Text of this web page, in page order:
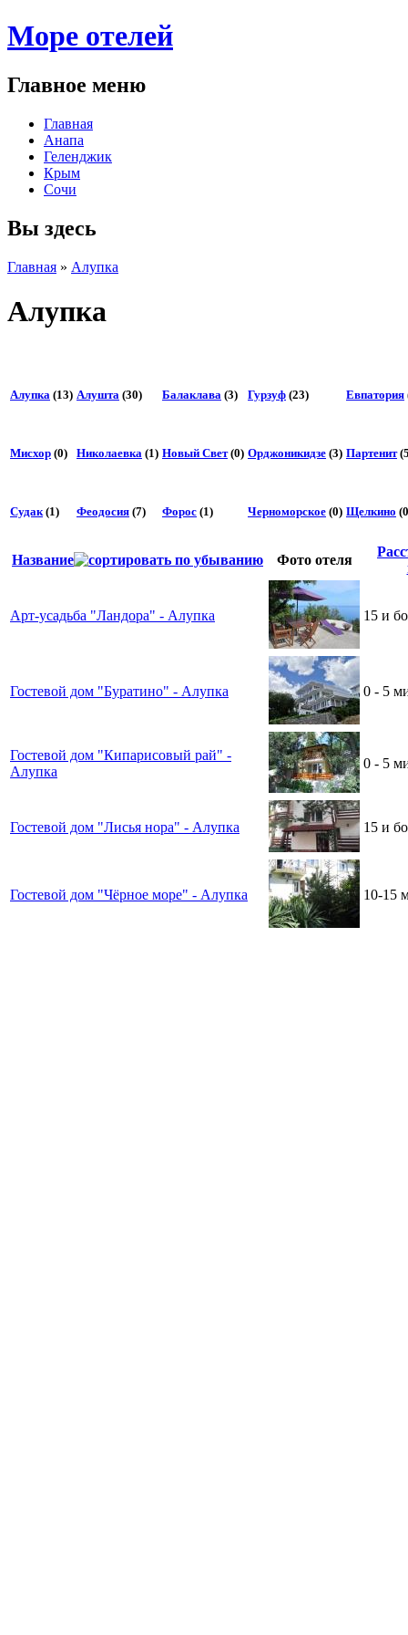
Море отелей
Главное меню
Главная
Анапа
Геленджик
Крым
Сочи
Вы здесь
Главная » Алупка
Алупка
Алупка (13) Алушта (30) Балаклава (3) Гурзуф (23) Евпатория
Мисхор (0) Николаевка (1) Новый Свет(0) Орджоникидзе (3) Партенит
Судак (1) Феодосия (7) Форос (1) Черноморское (0) Щелкино
Название Фото отеля
Арт-усадьба "Ландора" - Алупка 15 и
Гостевой дом "Буратино" - Алупка 0 - 5
Гостевой дом "Кипарисовый рай" -
Алупка
0 - 5
Гостевой дом "Лисья нора" - Алупка 15 и
Гостевой дом "Чёрное море" - Алупка 10-15